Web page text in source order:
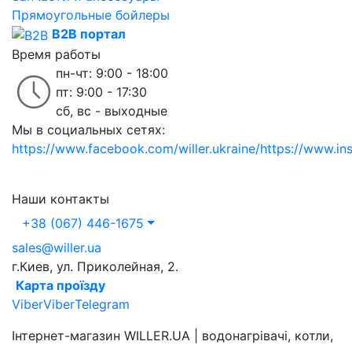
Прямоугольные бойлеры
B2B портал
Время работы
пн-чт: 9:00 - 18:00
пт: 9:00 - 17:30
сб, вс - выходные
Мы в социальных сетях:
https://www.facebook.com/willer.ukraine/https://
Наши контакты
+38 (067) 446-1675
sales@willer.ua
г.Киев, ул. Приколейная, 2.
Карта проїзду
ViberViberTelegram
Інтернет-магазин WILLER.UA | водонагрівачі, котли,